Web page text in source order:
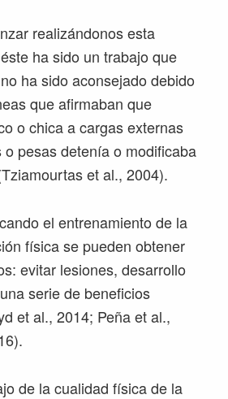
realizándonos esta
ha sido un trabajo que
ha sido aconsejado debido
que afirmaban que
o chica a cargas externas
pesas detenía o modificaba
et al., 2004).
el entrenamiento de la
física se pueden obtener
evitar lesiones, desarrollo
serie de beneficios
et al., 2014; Peña et al.,
de la cualidad física de la